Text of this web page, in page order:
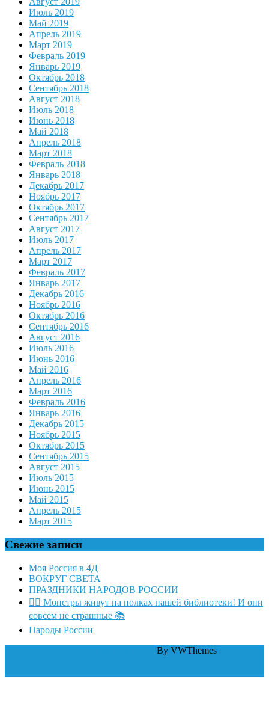
Июль 2019
Май 2019
Апрель 2019
Март 2019
Февраль 2019
Январь 2019
Октябрь 2018
Сентябрь 2018
Август 2018
Июль 2018
Июнь 2018
Май 2018
Апрель 2018
Март 2018
Февраль 2018
Январь 2018
Декабрь 2017
Ноябрь 2017
Октябрь 2017
Сентябрь 2017
Август 2017
Июль 2017
Апрель 2017
Март 2017
Февраль 2017
Январь 2017
Декабрь 2016
Ноябрь 2016
Октябрь 2016
Сентябрь 2016
Август 2016
Июль 2016
Июнь 2016
Май 2016
Апрель 2016
Март 2016
Февраль 2016
Январь 2016
Декабрь 2015
Ноябрь 2015
Октябрь 2015
Сентябрь 2015
Август 2015
Июль 2015
Июнь 2015
Май 2015
Апрель 2015
Март 2015
Свежие записи
Моя Россия в 4Д
ВОКРУГ СВЕТА
ПРАЗДНИКИ НАРОДОВ РОССИИ
🧛‍♂ Монстры живут на полках нашей библиотеки! И они
совсем не страшные 📚
Народы России
By VWThemes